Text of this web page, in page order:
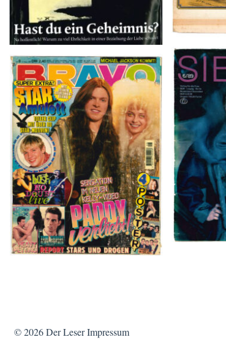
BRAVO – Nr. 8, 13. Febr. 1997
© 2026Der Leser Impressum